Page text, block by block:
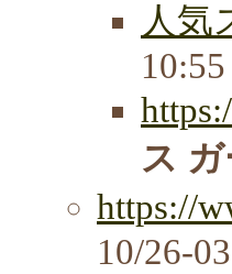
人気
10:55
ス
https://
10/26-